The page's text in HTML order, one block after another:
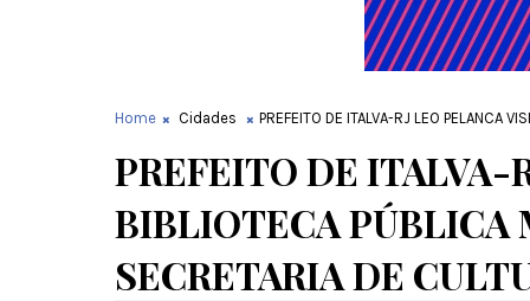
Home Cidades PREFEITO DE ITALVA-RJ LEO PELANCA
PREFEITO DE ITALVA-
BIBLIOTECA PÚBLICA
SECRETARIA DE